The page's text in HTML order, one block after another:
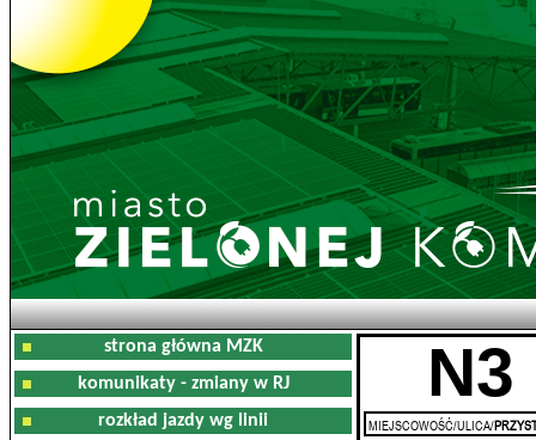
strona główna MZK
komunikaty - zmiany w RJ
rozkład jazdy wg linii
N3
MIEJSCOWOŚĆ/ULICA/